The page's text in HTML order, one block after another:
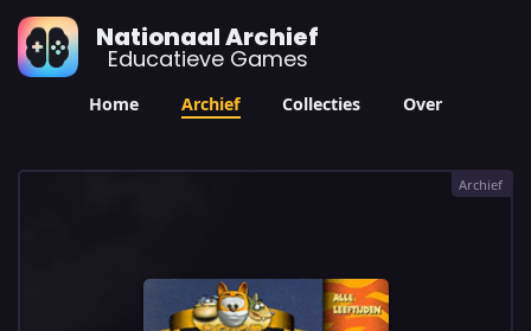
Nationaal Archief
Educatieve Games
Home Archief Collecties Over
Archief